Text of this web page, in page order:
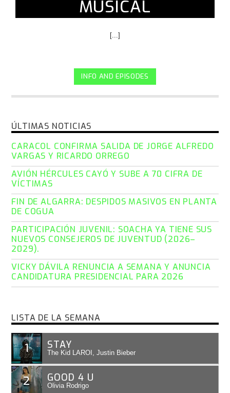
MÚSICAL
[...]
INFO AND EPISODES
ÚLTIMAS NOTICIAS
CARACOL CONFIRMA SALIDA DE JORGE ALFREDO
VARGAS Y RICARDO ORREGO
AVIÓN HÉRCULES CAYÓ Y SUBE A 70 CIFRA DE
VÍCTIMAS
FIN DE ALGARRA: DESPIDOS MASIVOS EN PLANTA
DE COGUA
PARTICIPACIÓN JUVENIL: SOACHA YA TIENE SUS
NUEVOS CONSEJEROS DE JUVENTUD (2026–
2029).
VICKY DÁVILA RENUNCIA A SEMANA Y ANUNCIA
CANDIDATURA PRESIDENCIAL PARA 2026
LISTA DE LA SEMANA
1 STAY
The Kid LAROI, Justin Bieber
2 GOOD 4 U
Olivia Rodrigo